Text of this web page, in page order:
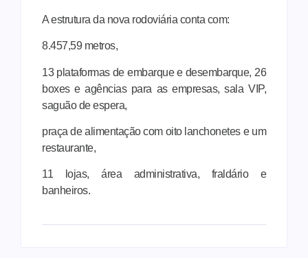
A estrutura da nova rodoviária conta com:
8.457,59 metros,
13 plataformas de embarque e desembarque, 26
boxes e agências para as empresas, sala VIP,
saguão de espera,
praça de alimentação com oito lanchonetes e um
restaurante,
11 lojas, área administrativa, fraldário e
banheiros.